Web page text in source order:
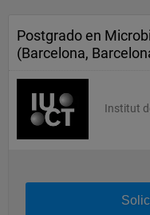
Postgrado en
(Barcelona,
Institut